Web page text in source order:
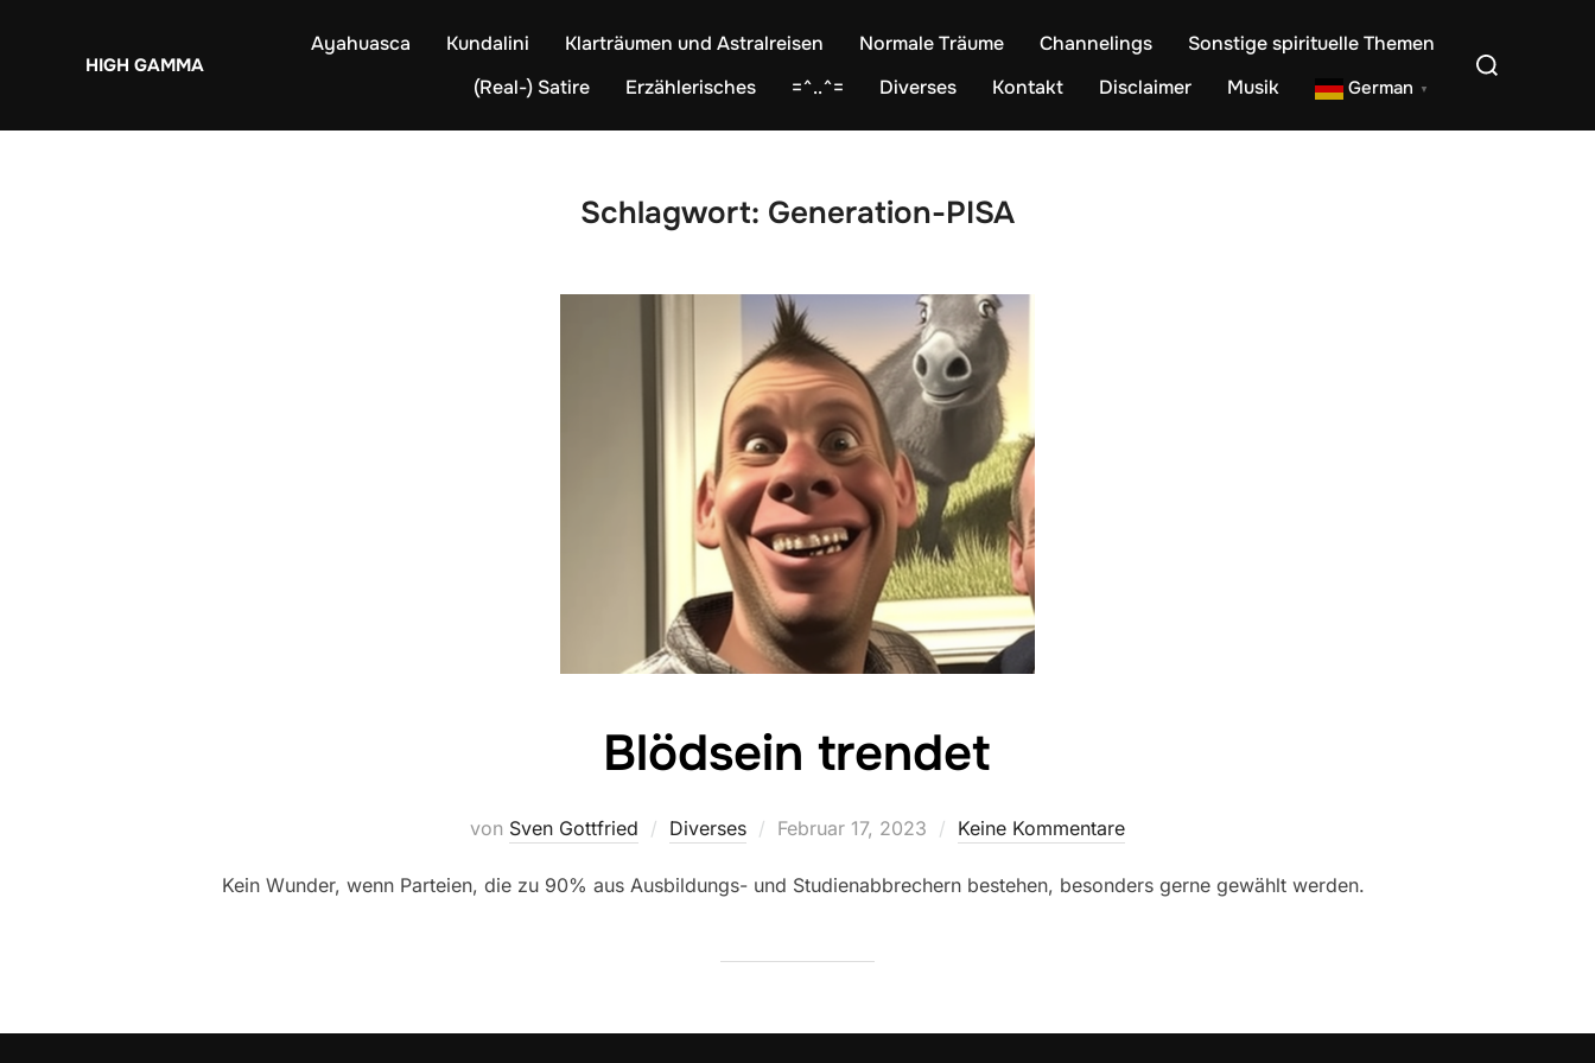
HIGH GAMMA
Ayahuasca Kundalini Klarträumen und Astralreisen Normale Träume Channelings
Sonstige spirituelle Themen
(Real-) Satire
Erzählerisches =^..^= Diverses Kontakt Disclaimer Musik German ▼
Suchen
Schlagwort: Generation-PISA
Blödsein trendet
von Sven Gottfried Diverses
Veröffentlicht
Februar 17, 2023 Keine Kommentare
Kein Wunder, wenn Parteien, die zu 90% aus Ausbildungs- und Studienabbrechern bestehen, besonders gerne gewählt werden.